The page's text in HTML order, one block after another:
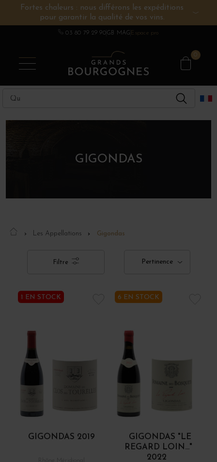
Fortes chaleurs : nous différons les expéditions
pour garantir la qualité de vos vins.
03 80 79 29 90GB MAG Espace pro
0
VINS DE BOURGOGNE
CHAMPAGNE
AUTRES RÉGIONS
SPIRITUEUX
DOMAINES
GIGONDAS
Les Appellations Gigondas
Filtre Pertinence
1 EN STOCK
GIGONDAS 2019
6 EN STOCK
GIGONDAS "LE
REGARD LOIN..."
2022